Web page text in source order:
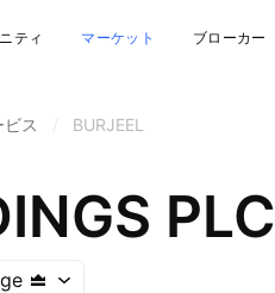
ティ マーケット ブローカー
ス BURJEEL
PLC